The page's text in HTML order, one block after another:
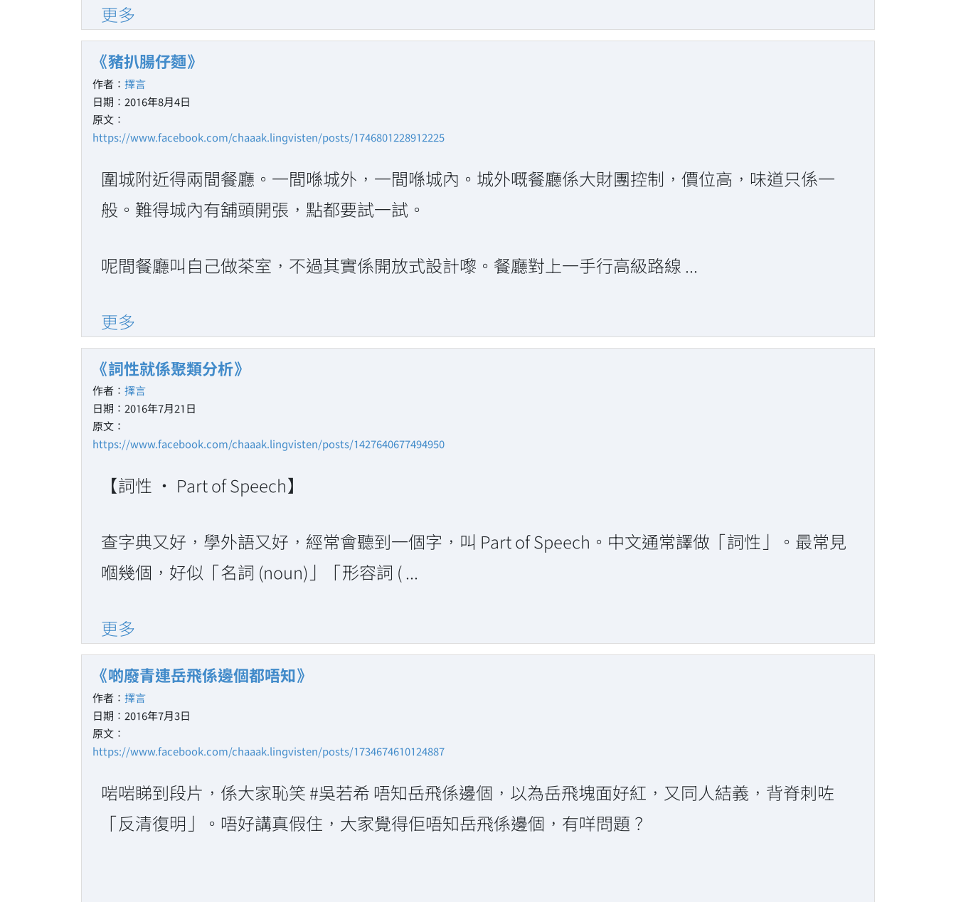
更多
《豬扒腸仔麵》
作者： 擇言
日期：2016年8月4日
原文：
https://www.facebook.com/chaaak.lingvisten/posts/1746801228912225
圍城附近得兩間餐廳。一間喺城外，一間喺城內。城外嘅餐廳係大財團控制，價位高，味道只係一
般。難得城內有舖頭開張，點都要試一試。
呢間餐廳叫自己做茶室，不過其實係開放式設計嚟。餐廳對上一手行高級路線 ...
更多
《詞性就係聚類分析》
作者： 擇言
日期：2016年7月21日
原文：
https://www.facebook.com/chaaak.lingvisten/posts/1427640677494950
【詞性 ‧ Part of Speech】
查字典又好，學外語又好，經常會聽到一個字，叫 Part of Speech。中文通常譯做「詞性」。最常見
嗰幾個，好似「名詞 (noun)」「形容詞 ( ...
更多
《啲廢青連岳飛係邊個都唔知》
作者： 擇言
日期：2016年7月3日
原文：
https://www.facebook.com/chaaak.lingvisten/posts/1734674610124887
啱啱睇到段片，係大家恥笑 ‪#‎吳若希‬ 唔知岳飛係邊個，以為岳飛塊面好紅，又同人結義，背脊刺咗
「反清復明」。唔好講真假住，大家覺得佢唔知岳飛係邊個，有咩問題？